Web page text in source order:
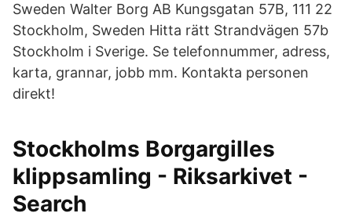
Sweden Walter Borg AB Kungsgatan 57B, 111 22
Stockholm, Sweden Hitta rätt Strandvägen 57b
Stockholm i Sverige. Se telefonnummer, adress,
karta, grannar, jobb mm. Kontakta personen
direkt!
Stockholms Borgargilles
klippsamling - Riksarkivet -
Search